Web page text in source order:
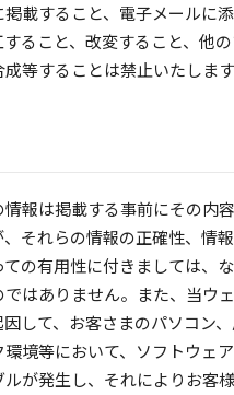
載すること、電子メールに
ること、改変すること、他
等することは禁止いたします
報は掲載する事前にその内
それらの情報の正確性、情
の有用性に付きましては、
はありません。また、当ウ
して、お客さまのパソコン
境等において、ソフトウェ
ルが発生し、それによりお客